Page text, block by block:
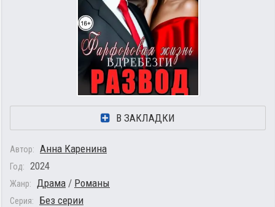
В ЗАКЛАДКИ
Автор: Анна Каренина
Год: 2024
Жанр: Драма / Романы
Серия: Без серии